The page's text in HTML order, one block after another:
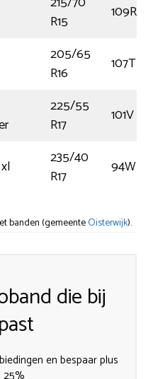
R15
109R
205/65
R16
107T
225/55
R17
101V
235/40
R17
94W
banden (gemeenteOisterwijk).
die bij
en bespaar plus